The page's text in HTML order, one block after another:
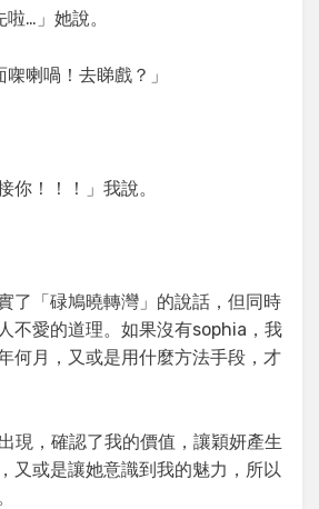
啦…」她說。
㗎喇喎！去睇戲？」
你！！！」我說。
了「碌鳩曉轉灣」的說話，但同時
不愛的道理。如果沒有sophia，我
何月，又或是用什麼方法手段，才
現，確認了我的價值，讓穎妍產生
又或是讓她意識到我的魅力，所以